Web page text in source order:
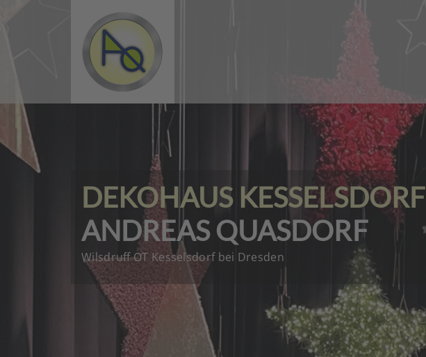
DEKOHAUS KESSELSDORF
ANDREAS QUASDORF
Wilsdruff OT Kesselsdorf bei Dresden